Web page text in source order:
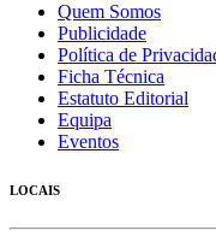
Quem Somos
Publicidade
Política de
Ficha Técnica
Estatuto Editorial
Equipa
Eventos
LOCAIS